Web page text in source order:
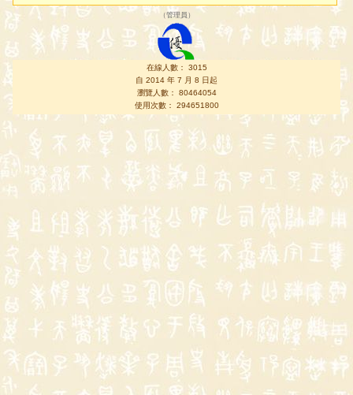
（管理員 ）
在線人數： 3015
自 2014 年 7 月 8 日起
瀏覽人數： 80464054
使用次數： 294651800